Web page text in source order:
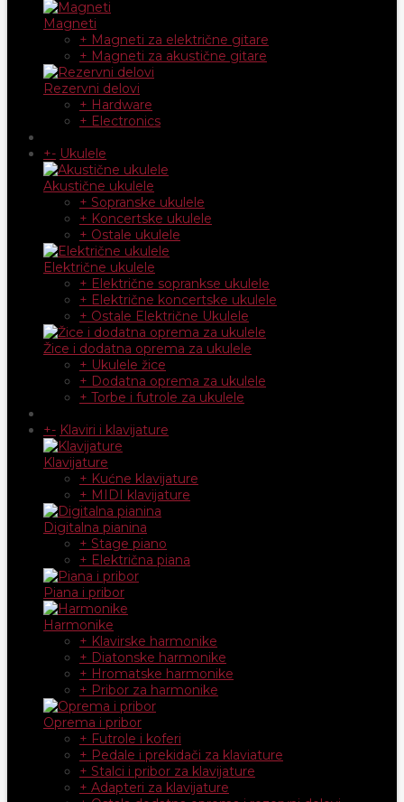
Magneti
+ Magneti za električne gitare
+ Magneti za akustične gitare
Rezervni delovi
+ Hardware
+ Electronics
+- Ukulele
Akustične ukulele
+ Sopranske ukulele
+ Koncertske ukulele
+ Ostale ukulele
Električne ukulele
+ Električne soprankse ukulele
+ Električne koncertske ukulele
+ Ostale Električne Ukulele
Žice i dodatna oprema za ukulele
+ Ukulele žice
+ Dodatna oprema za ukulele
+ Torbe i futrole za ukulele
+- Klaviri i klavijature
Klavijature
+ Kućne klavijature
+ MIDI klavijature
Digitalna pianina
+ Stage piano
+ Električna piana
Piana i pribor
Harmonike
+ Klavirske harmonike
+ Diatonske harmonike
+ Hromatske harmonike
+ Pribor za harmonike
Oprema i pribor
+ Futrole i koferi
+ Pedale i prekidači za klaviature
+ Stalci i pribor za klavijature
+ Adapteri za klavijature